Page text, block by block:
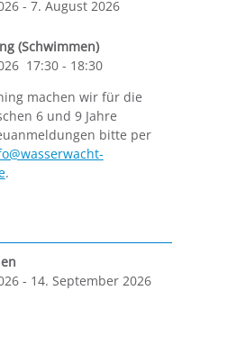
- 7. August 2026
(Schwimmen)
17:30- 18:30
machen wir für die
6 und 9 Jahre
bitte per
.
- 14. September 2026